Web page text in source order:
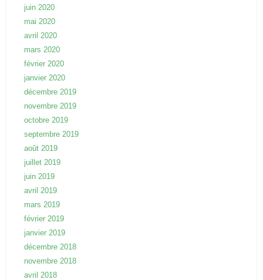
juin 2020
mai 2020
avril 2020
mars 2020
février 2020
janvier 2020
décembre 2019
novembre 2019
octobre 2019
septembre 2019
août 2019
juillet 2019
juin 2019
avril 2019
mars 2019
février 2019
janvier 2019
décembre 2018
novembre 2018
avril 2018